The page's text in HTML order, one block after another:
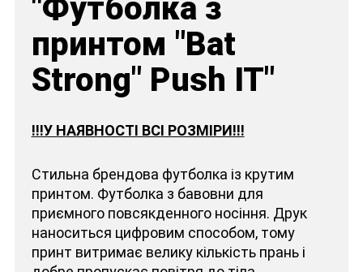
"Футболка з
принтом "Bat
Strong" Push IT"
!!!У НАЯВНОСТІ ВСІ РОЗМІРИ!!!
Стильна брендова футболка із крутим
принтом. Футболка з бавовни для
приємного повсякденного носіння. Друк
наноситься цифровим способом, тому
принт витримає велику кількість прань і